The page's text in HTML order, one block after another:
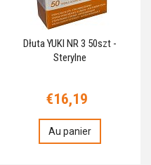
Dłuta YUKI NR 3 50szt -
Sterylne
€16,19
Au panier